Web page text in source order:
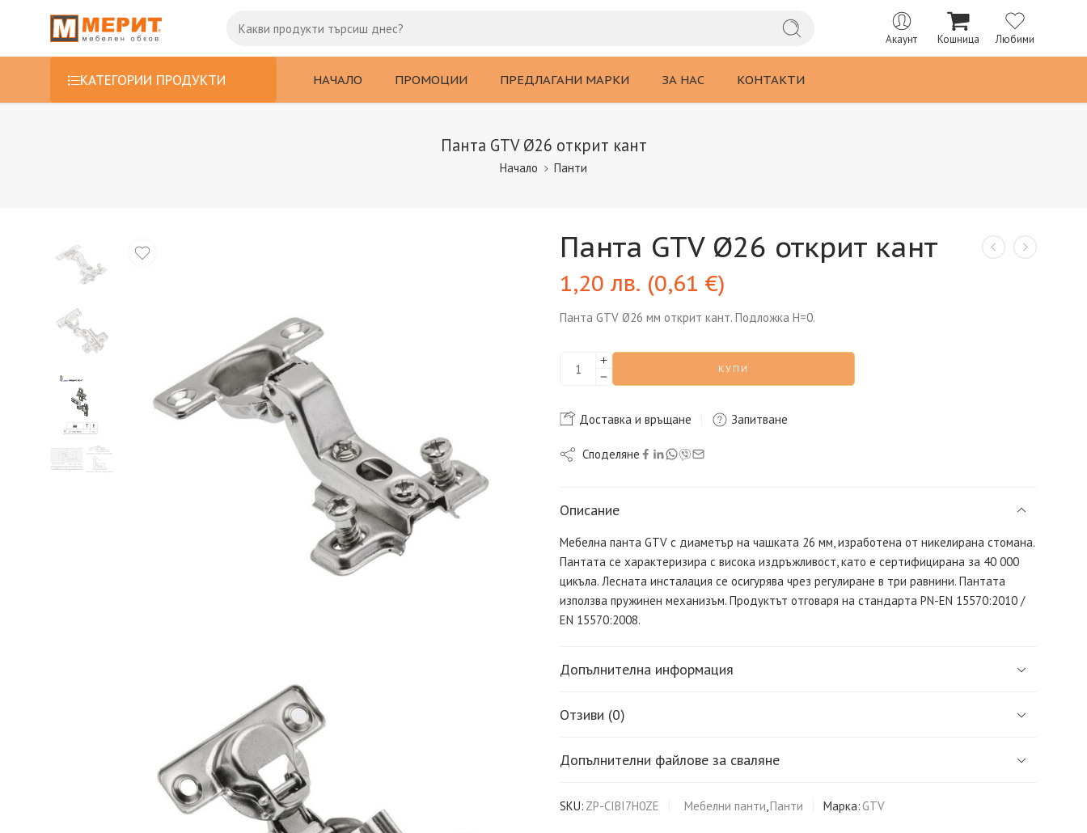
Акаунт Кошница Любими
КАТЕГОРИИ ПРОДУКТИ НАЧАЛО ПРОМОЦИИ ПРЕДЛАГАНИ МАРКИ ЗА НАС КОНТАКТИ
Панта GTV Ø26 открит кант
Начало Панти
Панта GTV Ø26 открит кант
1,20 лв. (0,61 €)
Панта GTV Ø26 мм открит кант. Подложка H=0.
КУПИ
Доставка и връщане Запитване
Споделяне
Описание
Мебелна панта GTV с диаметър на чашката 26 мм, изработена от никелирана стомана.
Пантата се характеризира с висока издръжливост, като е сертифицирана за 40 000
цикъла. Лесната инсталация се осигурява чрез регулиране в три равнини. Пантата
използва пружинен механизъм. Продуктът отговаря на стандарта PN-EN 15570:2010 /
EN 15570:2008.
Допълнителна информация
Отзиви (0)
Допълнителни файлове за сваляне
SKU: ZP-CIBI7H0ZE Мебелни панти,Панти Марка:GTV